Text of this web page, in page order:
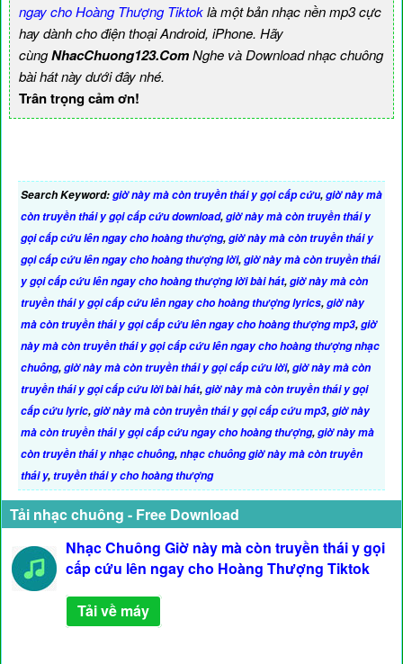
ngay cho Hoàng Thượng Tiktoklà một bản nhạc nền mp3 cực
hay dành cho điện thoại Android, iPhone. Hãy
cùngNhacChuong123.ComNghe và Download nhạc chuông
bài hát này dưới đây nhé.
Trân trọng cảm ơn!
Search Keyword:giờ này mà còn truyền thái y gọi cấp cứu,giờ này mà
còn truyền thái y gọi cấp cứu download,giờ này mà còn truyền thái y
gọi cấp cứu lên ngay cho hoàng thượng,giờ này mà còn truyền thái y
gọi cấp cứu lên ngay cho hoàng thượng lời,giờ này mà còn truyền thái
y gọi cấp cứu lên ngay cho hoàng thượng lời bài hát,giờ này mà còn
truyền thái y gọi cấp cứu lên ngay cho hoàng thượng lyrics,giờ này
mà còn truyền thái y gọi cấp cứu lên ngay cho hoàng thượng mp3,giờ
này mà còn truyền thái y gọi cấp cứu lên ngay cho hoàng thượng nhạc
chuông,giờ này mà còn truyền thái y gọi cấp cứu lời,giờ này mà còn
truyền thái y gọi cấp cứu lời bài hát,giờ này mà còn truyền thái y gọi
cấp cứu lyric,giờ này mà còn truyền thái y gọi cấp cứu mp3,giờ này
mà còn truyền thái y gọi cấp cứu ngay cho hoàng thượng,giờ này mà
còn truyền thái y nhạc chuông,nhạc chuông giờ này mà còn truyền
thái y,truyền thái y cho hoàng thượng
Tải nhạc chuông - Free Download
Nhạc Chuông Giờ này mà còn truyền thái y gọi
cấp cứu lên ngay cho Hoàng Thượng Tiktok
Tải về máy